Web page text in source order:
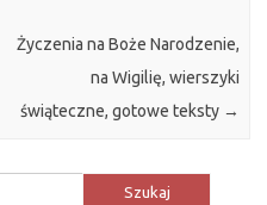
Życzenia na Boże Narodzenie,
na Wigilię, wierszyki
świąteczne, gotowe teksty →